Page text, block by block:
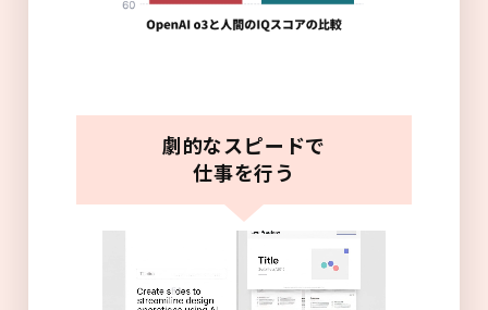
劇的なスピードで
仕事を行う